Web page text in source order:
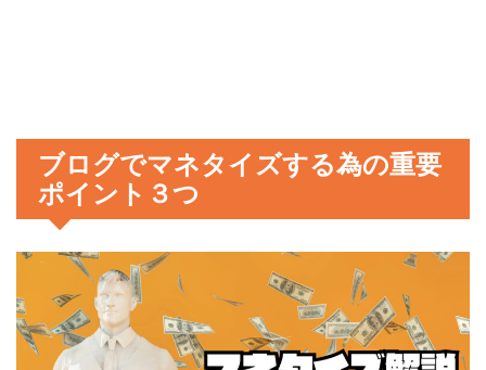
ブログでマネタイズする為の重要
ポイント３つ